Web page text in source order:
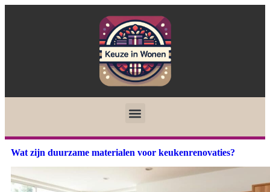
Wat zijn duurzame materialen voor keukenrenovaties?